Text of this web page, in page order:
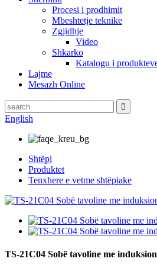
Procesi i prodhimit
Mbeshtetje teknike
Zgjidhje
Video
Shkarko
Katalogu i
Lajme
Mesazh Online
English
Shtëpi
Produktet
Tenxhere e vetme shtëpiake
TS-21C04 Sobë tavoline me